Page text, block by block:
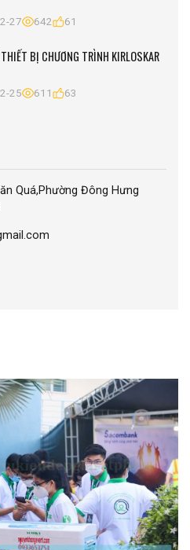
27 642 61
BỊ CHƯƠNG TRÌNH KIRLOSKAR
25 611 63
Quá,Phường Đông Hưng